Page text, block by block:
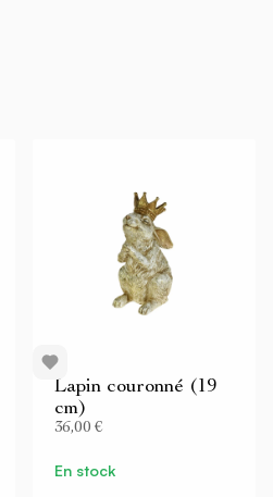
Lapin couronné (19
cm)
36,00 €
En stock